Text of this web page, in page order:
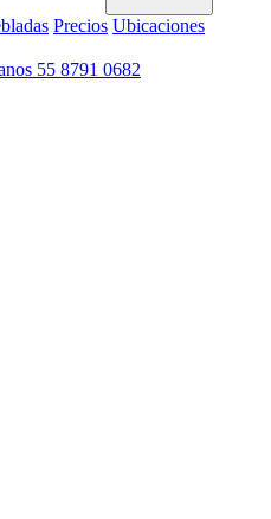
Precios Ubicaciones
55 8791 0682